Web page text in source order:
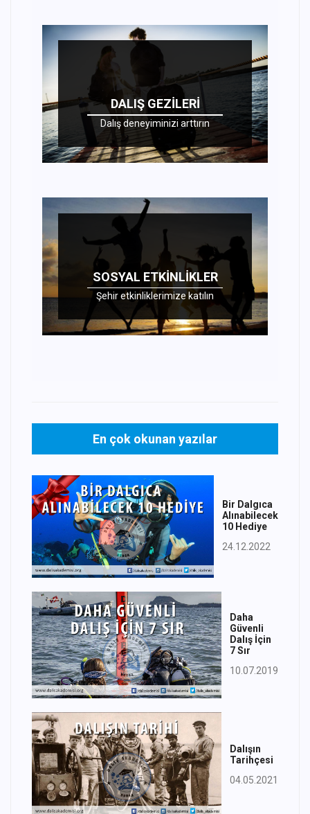
DALIŞ GEZILERI
Dalış deneyiminizi arttırın
SOSYAL ETKINLIKLER
Şehir etkinliklerimize katılın
En çok okunan yazılar
Bir Dalgıca
Alınabilecek
10 Hediye
24.12.2022
Daha
Güvenli
Dalış İçin
7 Sır
10.07.2019
Dalışın
Tarihçesi
04.05.2021